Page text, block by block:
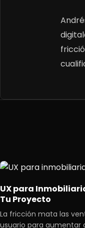
UX para
Tu Proyecto
La fricción mata las
usuario para aumentar